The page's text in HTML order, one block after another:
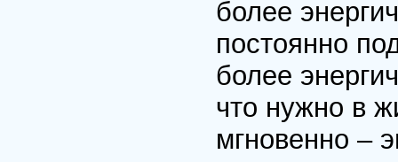
более
постоянно
более
что нужно в
мгновенно –